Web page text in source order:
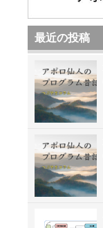
最近の投稿